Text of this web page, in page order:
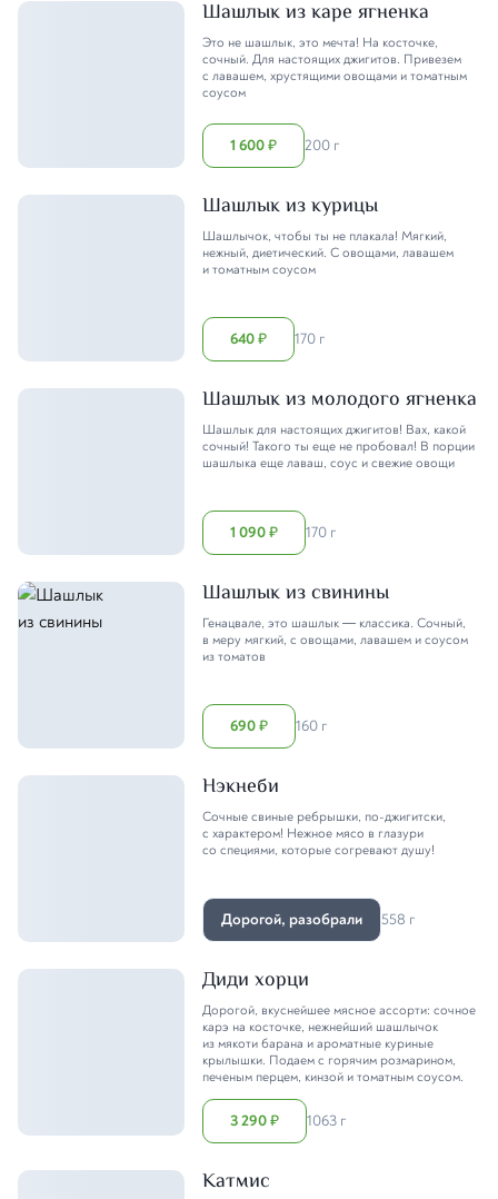
Шашлык из каре ягненка
Это не шашлык, это мечта! На косточке,
сочный. Для настоящих джигитов. Привезем
с лавашем, хрустящими овощами и томатным
соусом
1 600₽ 200 г
Шашлык из курицы
Шашлычок, чтобы ты не плакала! Мягкий,
нежный, диетический. С овощами, лавашем
и томатным соусом
640₽ 170 г
Шашлык из молодого ягненка
Шашлык для настоящих джигитов! Вах, какой
сочный! Такого ты еще не пробовал! В порции
шашлыка еще лаваш, соус и свежие овощи
1 090₽ 170 г
Шашлык из свинины
Генацвале, это шашлык — классика. Сочный,
в меру мягкий, с овощами, лавашем и соусом
из томатов
690₽ 160 г
Нэкнеби
Сочные свиные ребрышки, по-джигитски,
с характером! Нежное мясо в глазури
со специями, которые согревают душу!
Дорогой, разобрали 558 г
Диди хорци
Дорогой, вкуснейшее мясное ассорти: сочное
карэ на косточке, нежнейший шашлычок
из мякоти барана и ароматные куриные
крылышки. Подаем с горячим розмарином,
печеным перцем, кинзой и томатным соусом.
3 290₽ 1063 г
Катмис